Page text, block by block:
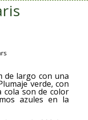
de largo con una
verde, con
cola son de color
azules en la